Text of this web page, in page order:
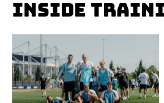
INSIDE